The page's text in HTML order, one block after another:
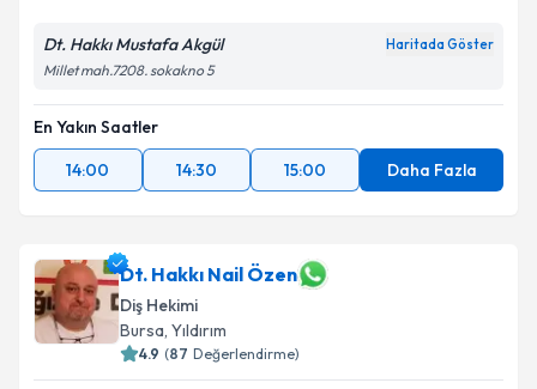
Dt. Hakkı Mustafa Akgül Haritada Göster
Millet mah.7208. sokakno 5
En Yakın Saatler
14:00
14:30 15:00 Daha Fazla
Dt. Hakkı Nail Özen
Diş Hekimi
Bursa, Yıldırım
4.9 (87 Değerlendirme)